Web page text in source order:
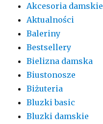
Akcesoria damskie
Aktualności
Baleriny
Bestsellery
Bielizna damska
Biustonosze
Biżuteria
Bluzki basic
Bluzki damskie